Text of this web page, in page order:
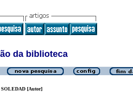
da biblioteca
[Autor]